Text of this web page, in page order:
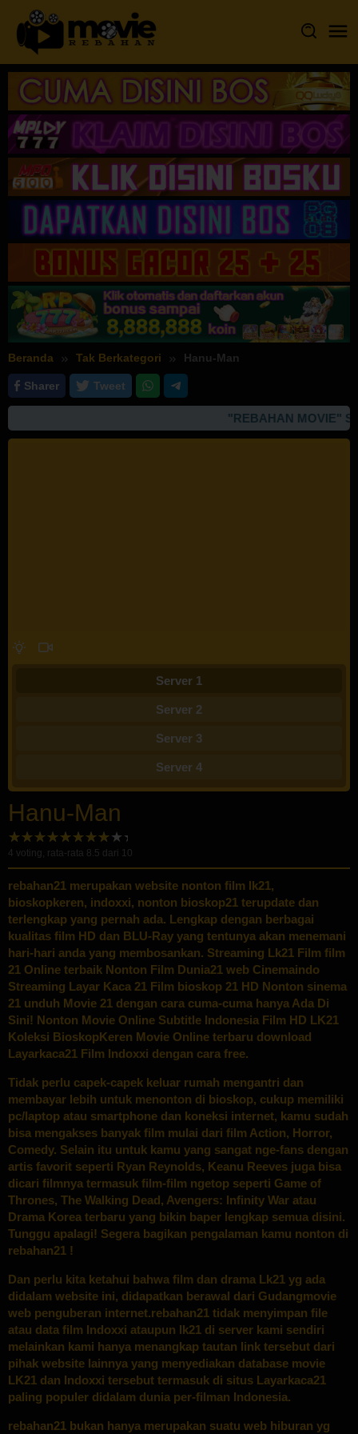
Loncat
konten
Beranda Tak Berkategori Hanu-Man
Sharer Tweet
"REBAHAN MOVIE"
Server 1
Server 2
Server 3
Server 4
Hanu-Man
4 voting, rata-rata 8.5 dari 10
rebahan21 merupakan website nonton film lk21,
bioskopkeren, indoxxi, nonton bioskop21 terupdate dan
terlengkap yang pernah ada. Lengkap dengan berbagai
kualitas film HD dan BLU-Ray yang tentunya akan menemani
hari-hari anda yang membosankan. Streaming Lk21 Film film
21 Online terbaik Nonton Film Dunia21 web Cinemaindo
Streaming Layar Kaca 21 Film bioskop 21 HD Nonton sinema
21 unduh Movie 21 dengan cara cuma-cuma hanya Ada Di
Sini! Nonton Movie Online Subtitle Indonesia Film HD LK21
Koleksi BioskopKeren Movie Online terbaru download
Layarkaca21 Film Indoxxi dengan cara free.
Tidak perlu capek-capek keluar rumah mengantri dan
membayar lebih untuk menonton di bioskop, cukup memiliki
pc/laptop atau smartphone dan koneksi internet, kamu sudah
bisa mengakses banyak film mulai dari film Action, Horror,
Comedy. Selain itu untuk kamu yang sangat nge-fans dengan
artis favorit seperti Ryan Reynolds, Keanu Reeves juga bisa
dicari filmnya termasuk film-film ngetop seperti Game of
Thrones, The Walking Dead, Avengers: Infinity War atau
Drama Korea terbaru yang bikin baper lengkap semua disini.
Tunggu apalagi! Segera bagikan pengalaman kamu nonton di
rebahan21 !
Dan perlu kita ketahui bahwa film dan drama Lk21 yg ada
didalam website ini, didapatkan berawal dari Gudangmovie
web penguberan internet.rebahan21 tidak menyimpan file
atau data film Indoxxi ataupun lk21 di server kami sendiri
melainkan kami hanya menangkap tautan link tersebut dari
pihak website lainnya yang menyediakan database movie
LK21 dan Indoxxi tersebut termasuk di situs Layarkaca21
paling populer didalam dunia per-filman Indonesia.
rebahan21 bukan hanya merupakan suatu web hiburan yg